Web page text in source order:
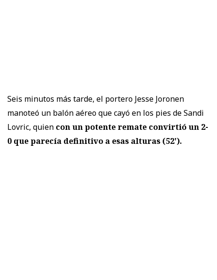
Seis minutos más tarde, el portero Jesse Joronen
manoteó un balón aéreo que cayó en los pies de Sandi
Lovric, quien con un potente remate convirtió un 2-
0 que parecía definitivo a esas alturas (52').